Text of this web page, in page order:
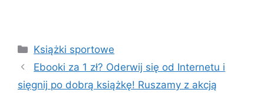
Kategorie
Książki sportowe
Ebooki za 1 zł? Oderwij się od Internetu i
sięgnij po dobrą książkę! Ruszamy z akcją